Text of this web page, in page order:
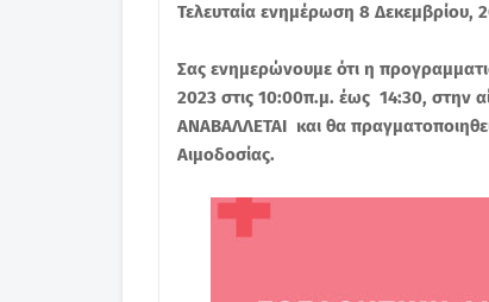
Τελευταία ενημέρωση 8 Δεκεμβρίου,
Σας ενημερώνουμε ότι η
2023 στις 10:00π.μ. έως 14:30, στην
ΑΝΑΒΑΛΛΕΤΑΙ και θα
Αιμοδοσίας.